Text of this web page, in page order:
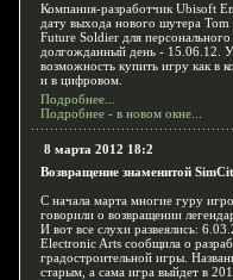
Компания-разработчик Ubisoft
дату выхода нового шутера
Future Soldier для
долгожданный день - 15.06.12.
возможность купить игру как в
и в цифровом.
Подробнее...
Подробнее - в новом окне...
8 марта 2012 18:2
Возвращение знаменитой
С начала марта многие гуру
говорили о возвращении
И вот все слухи развеялись:
Electronic Arts сообщила о
градостроительной игры.
старым, а сама игра выйдет в